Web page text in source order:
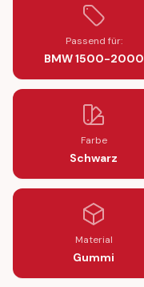
Passend für:
BMW 1500-2000
Farbe
Schwarz
Material
Gummi